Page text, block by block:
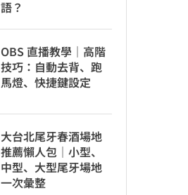
語？
OBS 直播教學｜高階
技巧：自動去背、跑
馬燈、快捷鍵設定
大台北尾牙春酒場地
推薦懶人包｜小型、
中型、大型尾牙場地
一次彙整